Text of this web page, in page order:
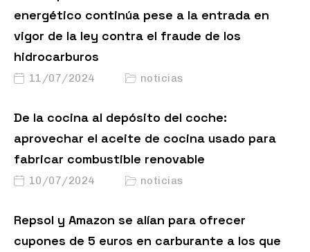
energético continúa pese a la entrada en
vigor de la ley contra el fraude de los
hidrocarburos
11/07/2024 noticias
De la cocina al depósito del coche:
aprovechar el aceite de cocina usado para
fabricar combustible renovable
10/07/2024 noticias
Repsol y Amazon se alían para ofrecer
cupones de 5 euros en carburante a los que